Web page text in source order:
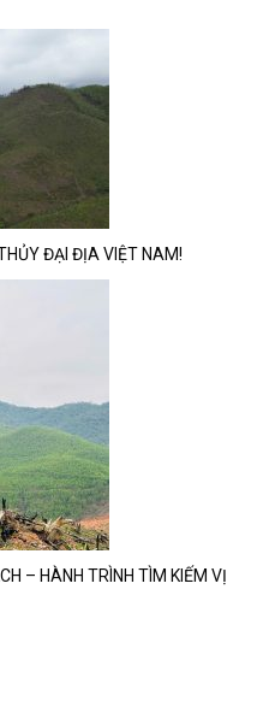
ĐẠI ĐỊA VIỆT NAM!
– HÀNH TRÌNH TÌM KIẾM VỊ